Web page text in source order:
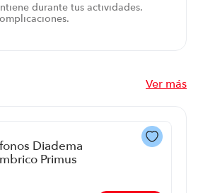
durante tus actividades.
Ver más
Diadema
Primus